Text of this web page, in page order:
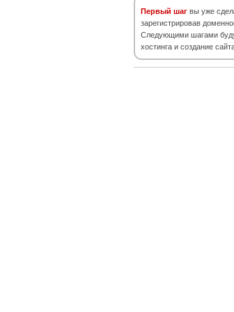
Первый шаг вы уже
зарегистрировав
Следующими шагами
хостинга и создание